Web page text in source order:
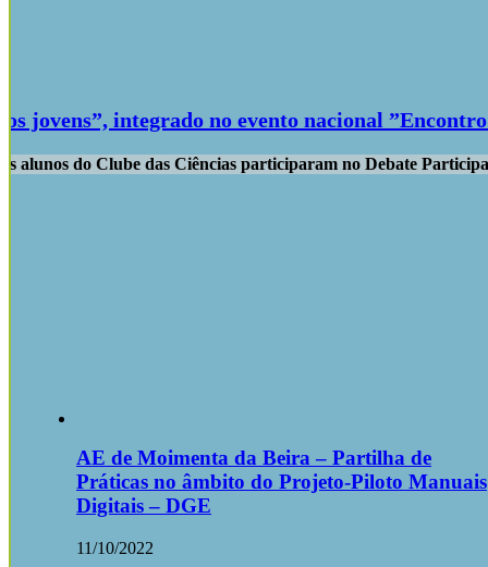
jovens”, integrado no evento nacional
alunos do Clube das Ciências participaram no Debate
AE de Moimenta da Beira – Partilha de
Práticas no âmbito do Projeto-Piloto Manuais
Digitais – DGE
11/10/2022